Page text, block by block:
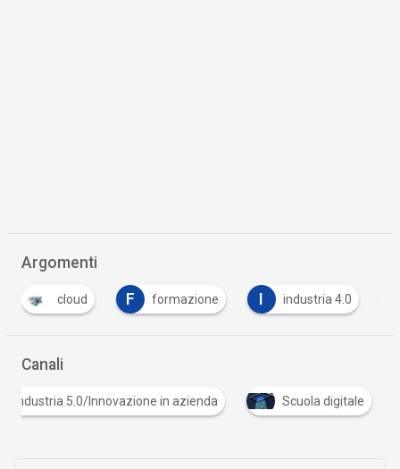
Argomenti
F formazione I industria 4.0 I internet of
Canali
Industria 5.0/Innovazione in azienda Scuola